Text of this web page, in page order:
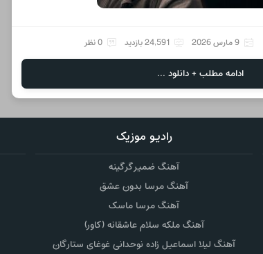
9 مارس 2026 24,591 بازدید 0 نظر
ادامه مطلب + دانلود ...
رادیو موزیک
آهنگ ضمیر گرگینه
آهنگ مرسا بدون عشق
آهنگ مرسا ماسک
آهنگ ملکه سلام عاشقانه (کاور)
آهنگ لیلا اسماعیل زاده نوحدانی غوغای ستارگان